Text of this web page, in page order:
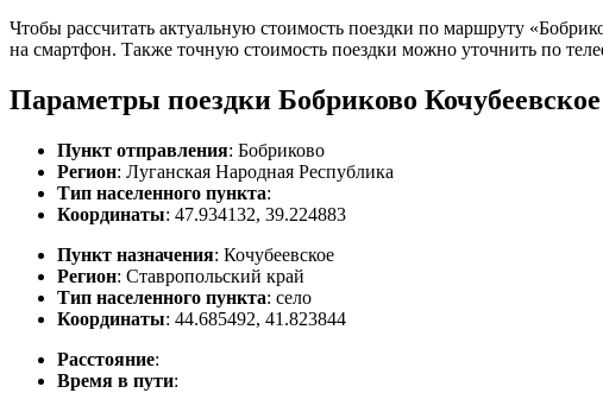
Чтобы рассчитать актуальную стоимость поездки по маршруту
на смартфон. Также точную стоимость поездки можно уточнить по
Параметры поездки Бобриково Кочубеевское
Пункт отправления: Бобриково
Регион: Луганская Народная Республика
Тип населенного пункта:
Координаты: 47.934132, 39.224883
Пункт назначения: Кочубеевское
Регион: Ставропольский край
Тип населенного пункта: село
Координаты: 44.685492, 41.823844
Расстояние:
Время в пути: